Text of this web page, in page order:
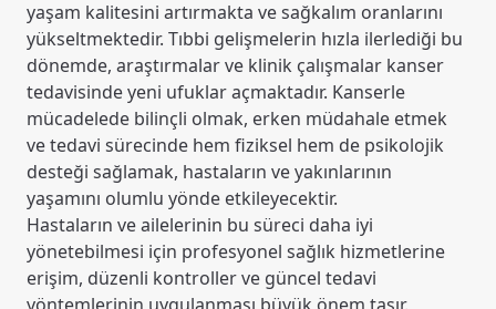
yaşam kalitesini artırmakta ve sağkalım oranlarını
yükseltmektedir. Tıbbi gelişmelerin hızla ilerlediği bu
dönemde, araştırmalar ve klinik çalışmalar kanser
tedavisinde yeni ufuklar açmaktadır. Kanserle
mücadelede bilinçli olmak, erken müdahale etmek
ve tedavi sürecinde hem fiziksel hem de psikolojik
desteği sağlamak, hastaların ve yakınlarının
yaşamını olumlu yönde etkileyecektir.
Hastaların ve ailelerinin bu süreci daha iyi
yönetebilmesi için profesyonel sağlık hizmetlerine
erişim, düzenli kontroller ve güncel tedavi